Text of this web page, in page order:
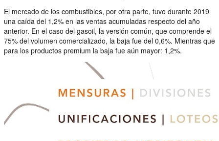
El mercado de los combustibles, por otra parte, tuvo durante 2019
una caída del 1,2% en las ventas acumuladas respecto del año
anterior. En el caso del gasoil, la versión común, que comprende el
75% del volumen comercializado, la baja fue del 0,6%. Mientras que
para los productos premium la baja fue aún mayor: 1,2%.